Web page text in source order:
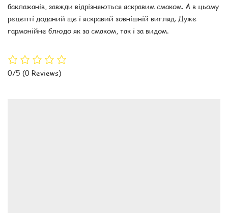
баклажанів, завжди відрізняються яскравим смаком. А в цьому
рецепті доданий ще і яскравий зовнішній вигляд. Дуже
гармонійне блюдо як за смаком, так і за видом.
0/5 (0 Reviews)